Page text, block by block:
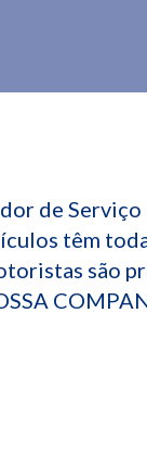
de
têm
são